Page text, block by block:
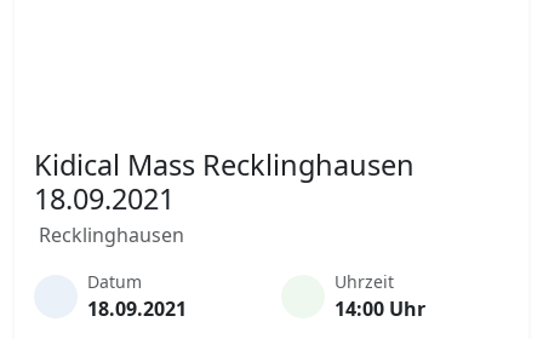
Kidical Mass Recklinghausen
18.09.2021
Recklinghausen
Datum
18.09.2021
Uhrzeit
14:00 Uhr